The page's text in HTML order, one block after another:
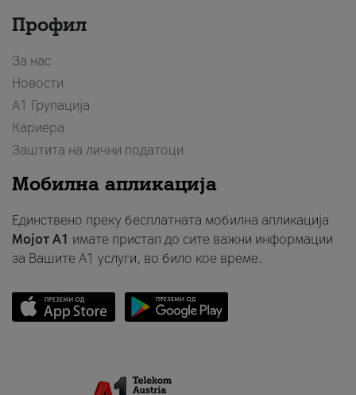
Профил
За нас
Новости
А1 Групација
Кариера
Заштита на лични податоци
Мобилна апликација
Единствено преку бесплатната мобилна апликација
Мојот A1 имате пристап до сите важни информации
за Вашите A1 услуги, во било кое време.